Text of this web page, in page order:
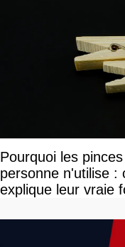
Pourquoi les
personne n'utilise :
explique leur vraie